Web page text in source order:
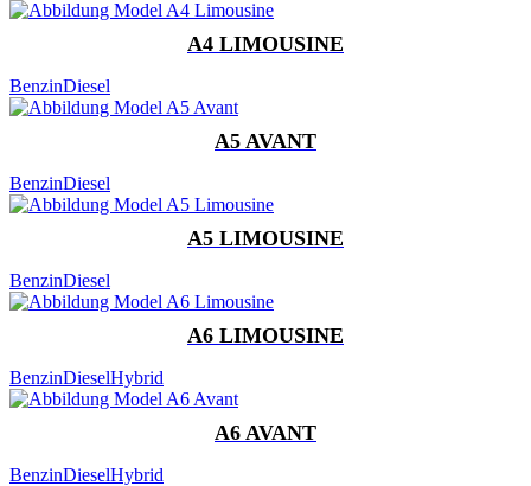
A4 LIMOUSINE
BenzinDiesel
A5 AVANT
BenzinDiesel
A5 LIMOUSINE
BenzinDiesel
A6 LIMOUSINE
BenzinDieselHybrid
A6 AVANT
BenzinDieselHybrid